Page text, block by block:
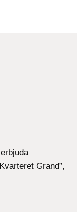
Grand”,